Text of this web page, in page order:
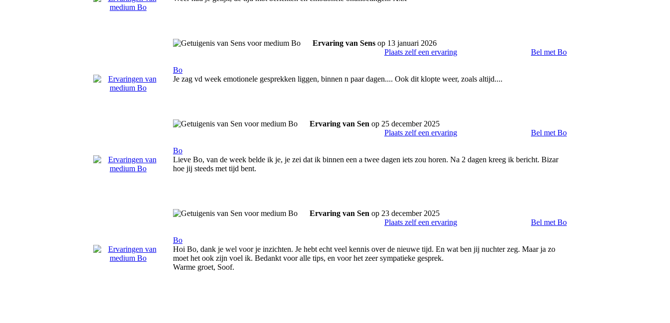
Ervaring van Sens op 13 januari 2026
Plaats zelf een ervaring
Bel met Bo
Bo
Je zag vd week emotionele gesprekken liggen, binnen n paar dagen.... Ook dit klopte weer, zoals altijd....
Ervaring van Sen op 25 december 2025
Plaats zelf een ervaring
Bel met Bo
Bo
Lieve Bo, van de week belde ik je, je zei dat ik binnen een a twee dagen iets zou horen. Na 2 dagen kreeg ik bericht. Bizar
hoe jij steeds met tijd bent.
Ervaring van Sen op 23 december 2025
Plaats zelf een ervaring
Bel met Bo
Bo
Hoi Bo, dank je wel voor je inzichten. Je hebt echt veel kennis over de nieuwe tijd. En wat ben jij nuchter zeg. Maar ja zo
moet het ook zijn voel ik. Bedankt voor alle tips, en voor het zeer sympatieke gesprek.
Warme groet, Soof.